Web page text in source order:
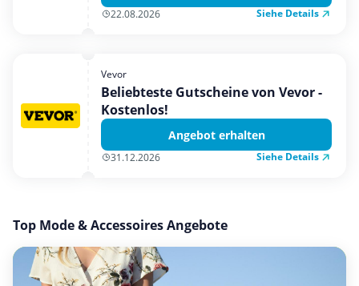
22.08.2026 Siehe Details
Vevor
Beliebteste Gutscheine von Vevor -
Kostenlos!
Angebot erhalten
31.12.2026 Siehe Details
Top Mode & Accessoires Angebote